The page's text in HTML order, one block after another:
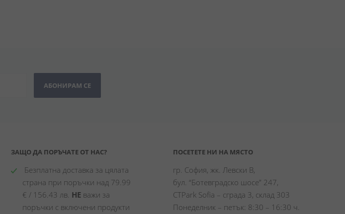
АБОНИРАМ СЕ
ЗАЩО ДА ПОРЪЧАТЕ ОТ НАС?
Безплатна доставка за цялата
страна при поръчки над 79.99
€ / 156.43 лв. НЕ важи за
поръчки с включени продукти
ПОСЕТЕТЕ НИ НА МЯСТО
гр. София, жк. Левски В,
бул. “Ботевградско шосе” 247,
CTPark Sofia – сграда 3, склад 303
Понеделник – петък: 8:30 – 16:30 ч.